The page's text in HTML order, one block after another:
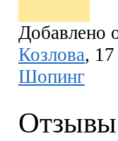
Добавлено
Козлова,
Шопинг
Отзывы